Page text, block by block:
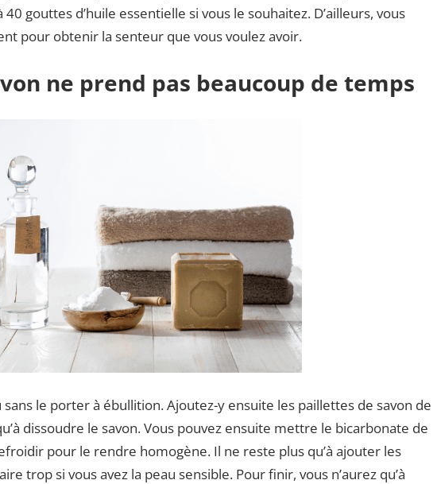
gouttes d’huile essentielle si vous le souhaitez. D’ailleurs, vous
pour obtenir la senteur que vous voulez avoir.
ne prend pas beaucoup de temps
le porter à ébullition. Ajoutez-y ensuite les paillettes de savon de
dissoudre le savon. Vous pouvez ensuite mettre le bicarbonate de
pour le rendre homogène. Il ne reste plus qu’à ajouter les
trop si vous avez la peau sensible. Pour finir, vous n’aurez qu’à